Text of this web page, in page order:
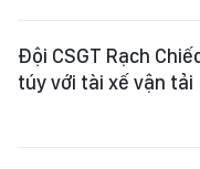
Đội CSGT Rạch
túy với tài xế vận tải